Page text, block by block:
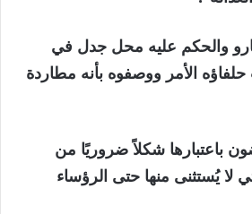
والحكم عليه محل جدل في
الأمر ووصفوه بأنه مطاردة
باعتبارها شكلاً ضروريًا من
لا يُستثنى منها حتى الرؤساء